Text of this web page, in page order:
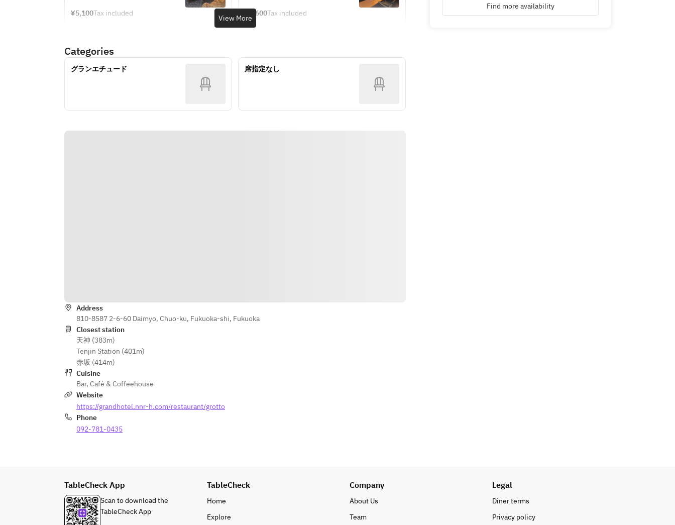
¥5,100Tax included ¥4,600Tax included
View More
Categories
グランエチュード 席指定なし
Address
810-8587 2-6-60 Daimyo, Chuo-ku, Fukuoka-shi, Fukuoka
Closest station
天神 (383m)
Tenjin Station (401m)
赤坂 (414m)
Cuisine
Bar, Café & Coffeehouse
Website
https://grandhotel.nnr-h.com/restaurant/grotto
Phone
092-781-0435
Find more availability
TableCheck App
Scan to download the
TableCheck App
TableCheck
Home
Explore
Company
About Us
Team
Legal
Diner terms
Privacy policy